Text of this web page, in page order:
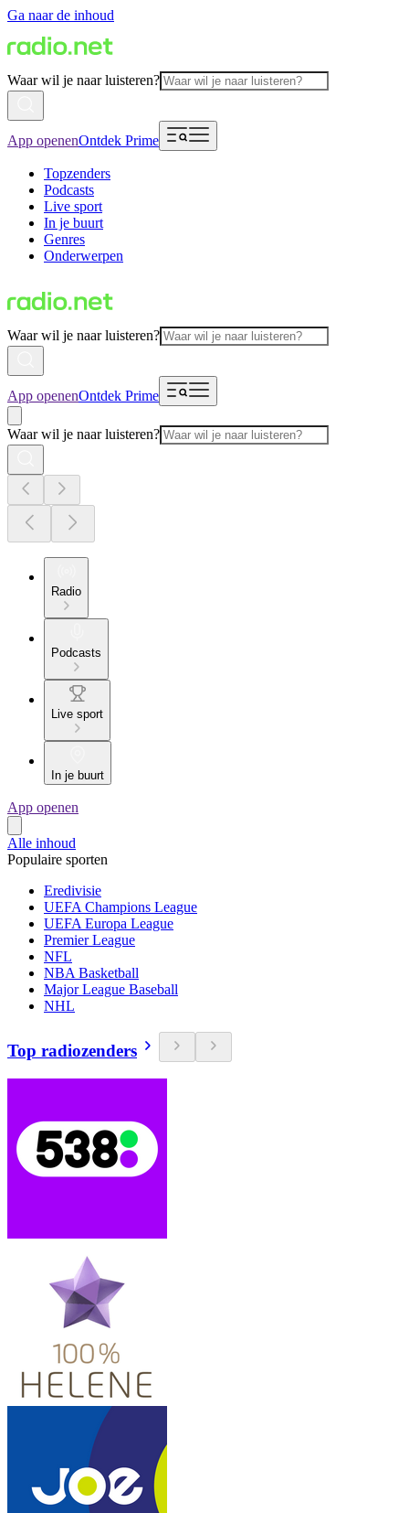
Ga naar de inhoud
Waar wil je naar luisteren?
App openenOntdek Prime
Topzenders
Podcasts
Live sport
In je buurt
Genres
Onderwerpen
Waar wil je naar luisteren?
App openenOntdek Prime
Waar wil je naar luisteren?
Radio
Podcasts
Live sport
In je buurt
App openen
Alle inhoud
Populaire sporten
Eredivisie
UEFA Champions League
UEFA Europa League
Premier League
NFL
NBA Basketball
Major League Baseball
NHL
Top radiozenders